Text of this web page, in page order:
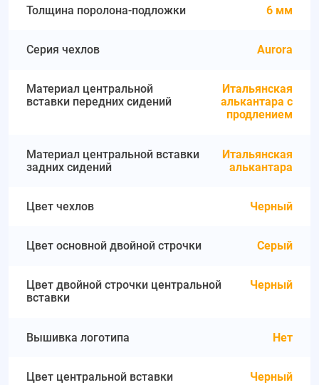
Толщина поролона-подложки 6 мм
Серия чехлов Aurora
Материал центральной
вставки передних сидений
Итальянская
алькантара с
продлением
Материал центральной вставки
задних сидений
Итальянская
алькантара
Цвет чехлов Черный
Цвет основной двойной строчки Серый
Цвет двойной строчки центральной
вставки
Черный
Вышивка логотипа Нет
Цвет центральной вставки Черный